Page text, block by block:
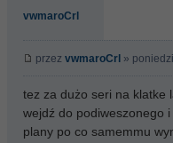
vwmaroCrl
przez vwmaroCrl »
tez za dużo seri na klatke
wejdź do podiweszonego
plany po co samemmu